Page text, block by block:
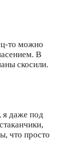
то можно
В
скосили.
я даже под
что просто